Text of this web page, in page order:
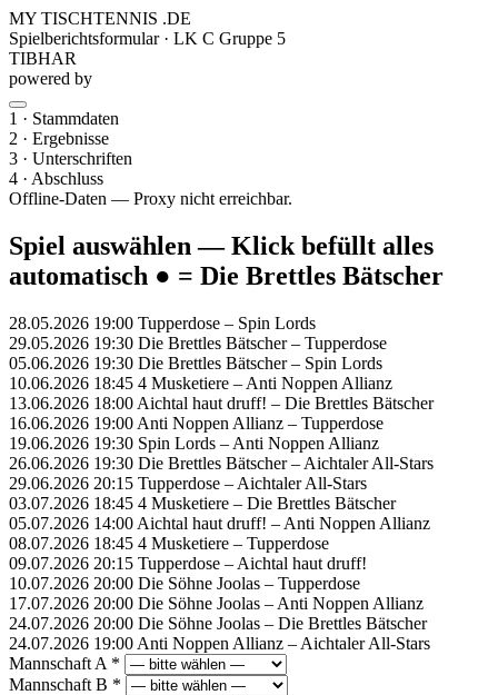
MY TISCHTENNIS .DE
Spielberichtsformular · LK C Gruppe 5
TIBHAR
powered by
1 · Stammdaten
2 · Ergebnisse
3 · Unterschriften
4 · Abschluss
Offline-Daten — Proxy nicht erreichbar.
Spiel auswählen — Klick befüllt alles
automatisch ● = Die Brettles Bätscher
28.05.2026 19:00 Tupperdose – Spin Lords
29.05.2026 19:30 Die Brettles Bätscher – Tupperdose
05.06.2026 19:30 Die Brettles Bätscher – Spin Lords
10.06.2026 18:45 4 Musketiere – Anti Noppen Allianz
13.06.2026 18:00 Aichtal haut druff! – Die Brettles Bätscher
16.06.2026 19:00 Anti Noppen Allianz – Tupperdose
19.06.2026 19:30 Spin Lords – Anti Noppen Allianz
26.06.2026 19:30 Die Brettles Bätscher – Aichtaler All-Stars
29.06.2026 20:15 Tupperdose – Aichtaler All-Stars
03.07.2026 18:45 4 Musketiere – Die Brettles Bätscher
05.07.2026 14:00 Aichtal haut druff! – Anti Noppen Allianz
08.07.2026 18:45 4 Musketiere – Tupperdose
09.07.2026 20:15 Tupperdose – Aichtal haut druff!
10.07.2026 20:00 Die Söhne Joolas – Tupperdose
17.07.2026 20:00 Die Söhne Joolas – Anti Noppen Allianz
24.07.2026 20:00 Die Söhne Joolas – Die Brettles Bätscher
24.07.2026 19:00 Anti Noppen Allianz – Aichtaler All-Stars
Mannschaft A *
Mannschaft B *